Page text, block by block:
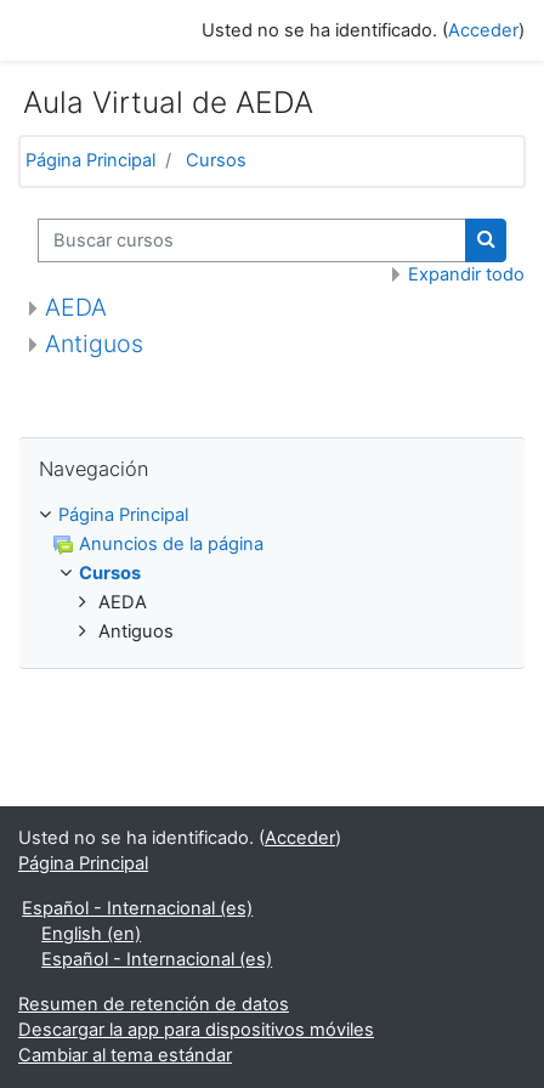
Usted no se ha identificado. (Acceder)
Aula Virtual de AEDA
Página Principal Cursos
Buscar cursos
Expandir todo
AEDA
Antiguos
Navegación
Página Principal
Anuncios de la página
Cursos
AEDA
Antiguos
Usted no se ha identificado. (Acceder)
Página Principal
Español - Internacional ‎(es)‎
English ‎(en)‎
Español - Internacional ‎(es)‎
Resumen de retención de datos
Descargar la app para dispositivos móviles
Cambiar al tema estándar